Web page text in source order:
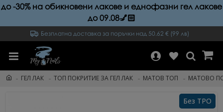
до -30% на обикновени лакове и еднофазни гел лакове
до 09.08💅🏻
Безплатна доставка за поръчки над 50.62 € (99 лв)
ГЕЛ ЛАК ТОП ПОКРИТИЕ ЗА ГЕЛ ЛАК МАТОВ ТОП МАТОВО
Без TPO